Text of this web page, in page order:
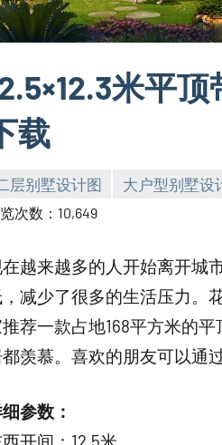
米平
载
层别墅设计图 大户型别墅设
次数：10,649
越来越多的人开始离开城
减少了很多的生活压力。
荐一款占地168平方米的
都羡慕。喜欢的朋友可以通
参数：